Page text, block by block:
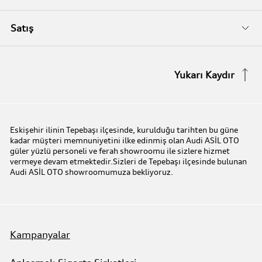
Serviste Prestijin 7 Prensibi
Audi Online Team
Benim Audim
İletişim Bilgileri
Satış
Audi prime :plus
Yukarı Kaydır
Eskişehir ilinin Tepebaşı ilçesinde, kurulduğu tarihten bu güne
kadar müşteri memnuniyetini ilke edinmiş olan Audi ASİL OTO
güler yüzlü personeli ve ferah showroomu ile sizlere hizmet
vermeye devam etmektedir.Sizleri de Tepebaşı ilçesinde bulunan
Audi ASİL OTO showroomumuza bekliyoruz.
Kampanyalar